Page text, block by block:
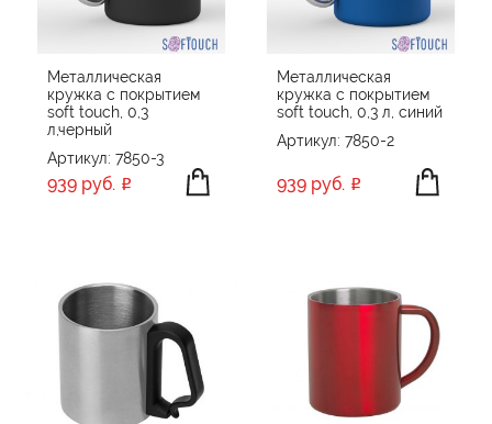
Металлическая
кружка с покрытием
soft touch, 0,3
л,черный
Артикул: 7850-3
939 руб.
Металлическая
кружка с покрытием
soft touch, 0,3 л, синий
Артикул: 7850-2
939 руб.